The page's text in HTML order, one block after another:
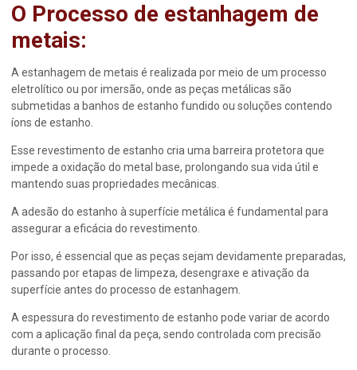
O Processo de estanhagem de
metais:
Aestanhagem de metais é realizada por meio de um processo
eletrolítico ou por imersão, onde as peças metálicas são
submetidas a banhos de estanho fundido ou soluções contendo
íons de estanho.
Esse revestimento de estanho cria uma barreira protetora que
impede a oxidação do metal base, prolongando sua vida útil e
mantendo suas propriedades mecânicas.
A adesão do estanho à superfície metálica é fundamental para
assegurar a eficácia do revestimento.
Por isso, é essencial que as peças sejam devidamente preparadas,
passando por etapas de limpeza, desengraxe e ativação da
superfície antes do processo de estanhagem.
A espessura do revestimento de estanho pode variar de acordo
com a aplicação final da peça, sendo controlada com precisão
durante o processo.